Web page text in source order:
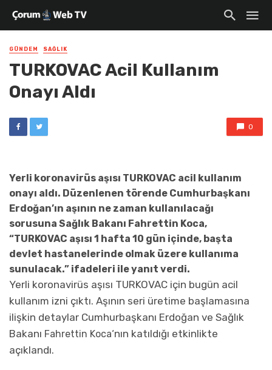
GÜNDEM SAĞLIK
TURKOVAC Acil Kullanım
Onayı Aldı
0
Yerli koronavirüs aşısı TURKOVAC acil kullanım
onayı aldı. Düzenlenen törende Cumhurbaşkanı
Erdoğan’ın aşının ne zaman kullanılacağı
sorusuna Sağlık Bakanı Fahrettin Koca,
“TURKOVAC aşısı 1 hafta 10 gün içinde, başta
devlet hastanelerinde olmak üzere kullanıma
sunulacak.” ifadeleri ile yanıt verdi.
Yerli koronavirüs aşısı TURKOVAC için bugün acil
kullanım izni çıktı. Aşının seri üretime başlamasına
ilişkin detaylar Cumhurbaşkanı Erdoğan ve Sağlık
Bakanı Fahrettin Koca‘nın katıldığı etkinlikte
açıklandı.